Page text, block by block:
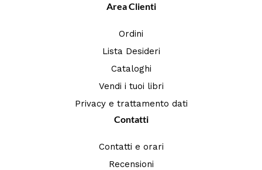
Area Clienti
Ordini
Lista Desideri
Cataloghi
Vendi i tuoi libri
Privacy e trattamento dati
Contatti
Contatti e orari
Recensioni